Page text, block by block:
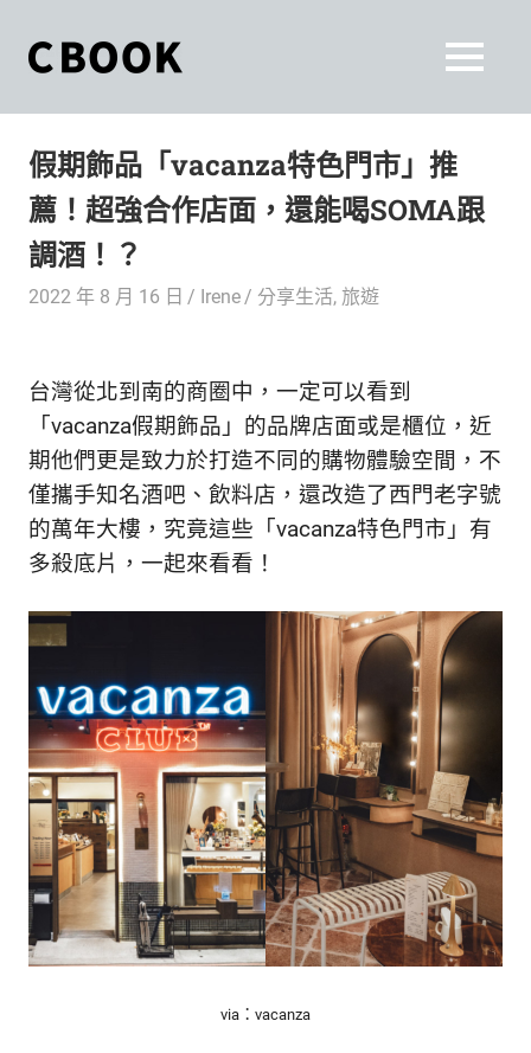
content
和
你
一
起
出
自
己
的
態
度
World.」
是
一
本
最
妳
生
活
的
雜
誌。
最
精
豐
的
時
尚
流、
生
活
旅
遊、
兩
性
星
MENU
假期飾品「vacanza特色門市」推
薦！超強合作店面，還能喝SOMA跟
調酒！？
2022 年 8 月 16 日 Irene 分享生活, 旅遊
台灣從北到南的商圈中，一定可以看到
「vacanza假期飾品」的品牌店面或是櫃位，近
期他們更是致力於打造不同的購物體驗空間，不
僅攜手知名酒吧、飲料店，還改造了西門老字號
的萬年大樓，究竟這些「vacanza特色門市」有
多殺底片，一起來看看！
via：vacanza